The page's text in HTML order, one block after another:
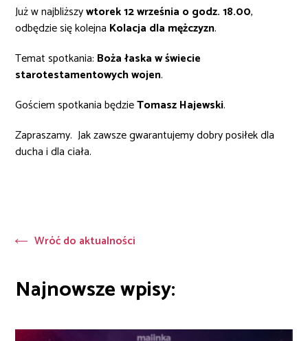
Już w najbliższywtorek 12 września o godz. 18.00,
odbędzie się kolejna Kolacja dla mężczyzn.
Temat spotkania: Boża łaska w świecie
starotestamentowych wojen.
Gościem spotkania będzieTomasz Hajewski.
Zapraszamy. Jak zawsze gwarantujemy dobry posiłek dla
ducha i dla ciała.
Wróć do aktualności
Najnowsze wpisy: